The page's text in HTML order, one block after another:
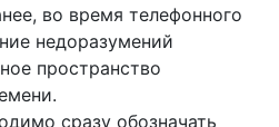
во время телефонного
недоразумений
пространство
сразу обозначать